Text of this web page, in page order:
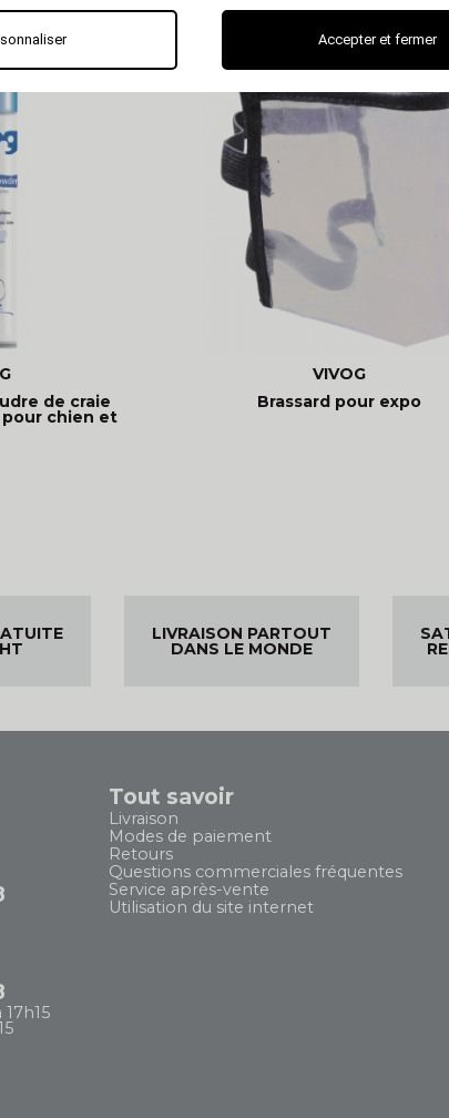
de craie
pour chien et
VIVOG
Brassard pour expo
LIVRAISON PARTOUT
DANS LE MONDE
Tout savoir
Livraison
Modes de paiement
Retours
Questions commerciales fréquentes
Service après-vente
Utilisation du site internet
Accepter et fermer